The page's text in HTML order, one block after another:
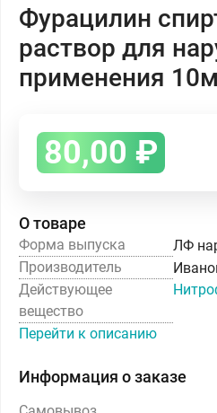
Фурацилин
раствор для
применения
80,00 ₽
О товаре
Форма выпуска
ЛФ
Производитель
Действующее
вещество
Перейти к описанию
Информация о заказе